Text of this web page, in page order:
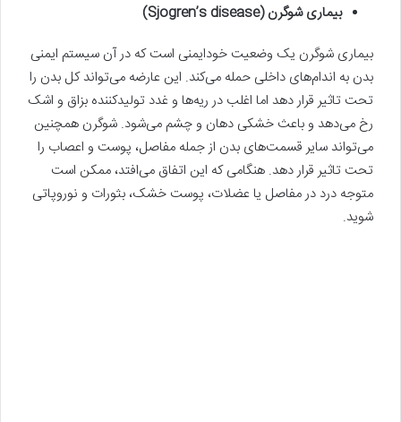
بیماری شوگرن (Sjogren’s disease)
بیماری شوگرن یک وضعیت خودایمنی است که در آن سیستم ایمنی
بدن به اندام‌های داخلی حمله می‌کند. این عارضه می‌تواند کل بدن را
تحت تاثیر قرار دهد اما اغلب در ریه‌ها و غدد تولیدکننده بزاق و اشک
رخ می‌دهد و باعث خشکی دهان و چشم می‌شود. شوگرن همچنین
می‌تواند سایر قسمت‌های بدن از جمله مفاصل، پوست و اعصاب را
تحت تاثیر قرار دهد. هنگامی که این اتفاق می‌افتد، ممکن است
متوجه درد در مفاصل یا عضلات، پوست خشک، بثورات و نوروپاتی
شوید.